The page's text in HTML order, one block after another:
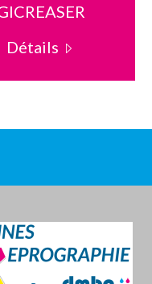
Détails